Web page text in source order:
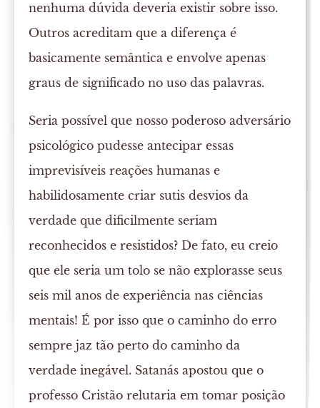
nenhuma dúvida deveria existir sobre isso.
Outros acreditam que a diferença é
basicamente semântica e envolve apenas
graus de significado no uso das palavras.
Seria possível que nosso poderoso adversário
psicológico pudesse antecipar essas
imprevisíveis reações humanas e
habilidosamente criar sutis desvios da
verdade que dificilmente seriam
reconhecidos e resistidos? De fato, eu creio
que ele seria um tolo se não explorasse seus
seis mil anos de experiência nas ciências
mentais! É por isso que o caminho do erro
sempre jaz tão perto do caminho da
verdade inegável. Satanás apostou que o
professo Cristão relutaria em tomar posição